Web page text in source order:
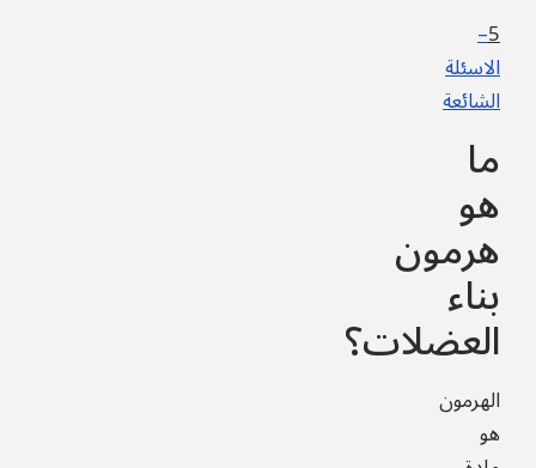
5
–
الاسئلة
الشائعة
ما
هو
هرمون
بناء
العضلات؟
الهرمون
هو